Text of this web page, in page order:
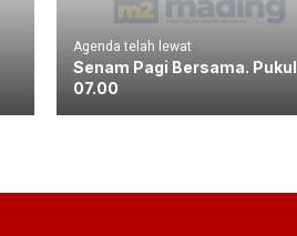
Agenda telah lewat
Senam Pagi Bersama. Pukul
07.00